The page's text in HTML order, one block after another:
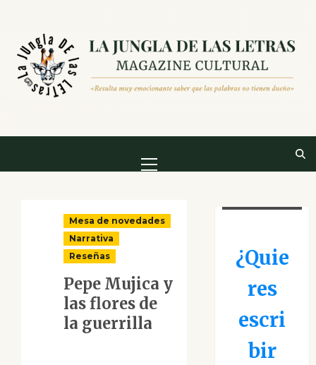
contenido
Menú
principal
Mesa de novedades
Narrativa
Reseñas
Pepe Mujica y
las flores de
la guerrilla
¿Quie
res
escri
bir